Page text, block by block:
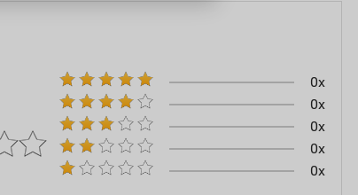
0x
0x
0x
0x
0x